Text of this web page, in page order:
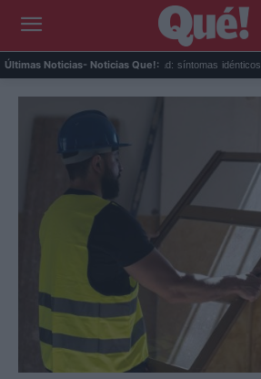
Últimas Noticias- Noticias Que!:
Calor extremo y ansiedad: síntomas idénticos que a...